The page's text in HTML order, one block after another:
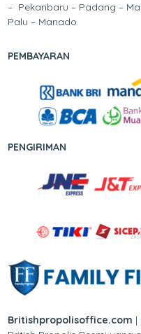
– Pekanbaru – Padang –
Palu – Manado
PEMBAYARAN
PENGIRIMAN
Britishpropolisoffice.com |